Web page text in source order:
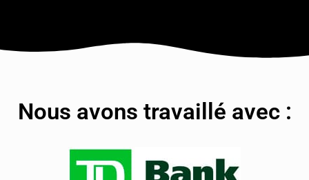
Nous avons travaillé avec :